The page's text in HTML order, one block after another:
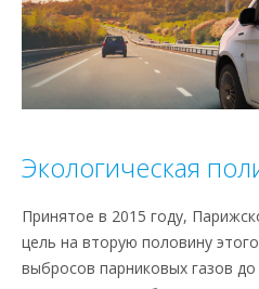
Экологическая
Принятое в 2015 году,
цель на вторую половину
выбросов парниковых газов до